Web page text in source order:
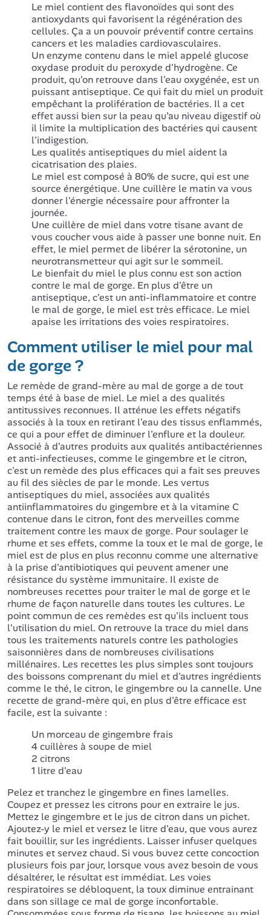
Le miel contient des flavonoïdes qui sont des
antioxydants qui favorisent la régénération des
cellules. Ça a un pouvoir préventif contre certains
cancers et les maladies cardiovasculaires.
Un enzyme contenu dans le miel appelé glucose
oxydase produit du peroxyde d'hydrogène. Ce
produit, qu'on retrouve dans l'eau oxygénée, est un
puissant antiseptique. Ce qui fait du miel un produit
empêchant la prolifération de bactéries. Il a cet
effet aussi bien sur la peau qu'au niveau digestif où
il limite la multiplication des bactéries qui causent
l'indigestion.
Les qualités antiseptiques du miel aident la
cicatrisation des plaies.
Le miel est composé à 80% de sucre, qui est une
source énergétique. Une cuillère le matin va vous
donner l'énergie nécessaire pour affronter la
journée.
Une cuillère de miel dans votre tisane avant de
vous coucher vous aide à passer une bonne nuit. En
effet, le miel permet de libérer la sérotonine, un
neurotransmetteur qui agit sur le sommeil.
Le bienfait du miel le plus connu est son action
contre le mal de gorge. En plus d'être un
antiseptique, c'est un anti-inflammatoire et contre
le mal de gorge, le miel est très efficace. Le miel
apaise les irritations des voies respiratoires.
Comment utiliser le miel pour mal
de gorge ?
Le remède de grand-mère au mal de gorge a de tout
temps été à base de miel. Le miel a des qualités
antitussives reconnues. Il atténue les effets négatifs
associés à la toux en retirant l'eau des tissus enflammés,
ce qui a pour effet de diminuer l'enflure et la douleur.
Associé à d'autres produits aux qualités antibactériennes
et anti-infectieuses, comme le gingembre et le citron,
c'est un remède des plus efficaces qui a fait ses preuves
au fil des siècles de par le monde. Les vertus
antiseptiques du miel, associées aux qualités
antiinflammatoires du gingembre et à la vitamine C
contenue dans le citron, font des merveilles comme
traitement contre les maux de gorge. Pour soulager le
rhume et ses effets, comme la toux et le mal de gorge, le
miel est de plus en plus reconnu comme une alternative
à la prise d'antibiotiques qui peuvent amener une
résistance du système immunitaire. Il existe de
nombreuses recettes pour traiter le mal de gorge et le
rhume de façon naturelle dans toutes les cultures. Le
point commun de ces remèdes est qu'ils incluent tous
l'utilisation du miel. On retrouve la trace du miel dans
tous les traitements naturels contre les pathologies
saisonnières dans de nombreuses civilisations
millénaires. Les recettes les plus simples sont toujours
des boissons comprenant du miel et d'autres ingrédients
comme le thé, le citron, le gingembre ou la cannelle. Une
recette de grand-mère qui, en plus d'être efficace est
facile, est la suivante :
Un morceau de gingembre frais
4 cuillères à soupe de miel
2 citrons
1 litre d'eau
Pelez et tranchez le gingembre en fines lamelles.
Coupez et pressez les citrons pour en extraire le jus.
Mettez le gingembre et le jus de citron dans un pichet.
Ajoutez-y le miel et versez le litre d'eau, que vous aurez
fait bouillir, sur les ingrédients. Laisser infuser quelques
minutes et servez chaud. Si vous buvez cette concoction
plusieurs fois par jour, lorsque vous avez besoin de vous
désaltérer, le résultat est immédiat. Les voies
respiratoires se débloquent, la toux diminue entrainant
dans son sillage ce mal de gorge inconfortable.